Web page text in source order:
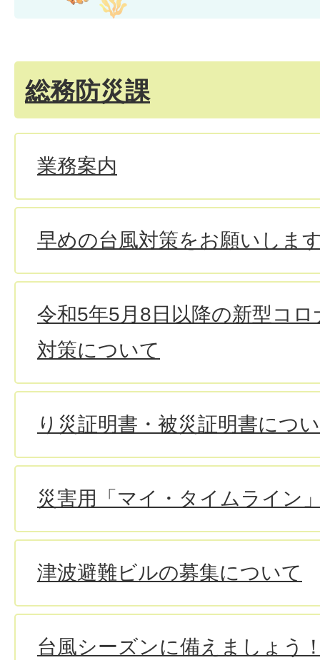
総務防災課
業務案内
早めの台風対策をお願いしま
令和5年5月8日以降の新型コ
対策について
り災証明書・被災証明書につ
災害用「マイ・タイムライン
津波避難ビルの募集について
台風シーズンに備えましょう